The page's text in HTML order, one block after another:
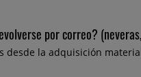
por correo?
la adquisición